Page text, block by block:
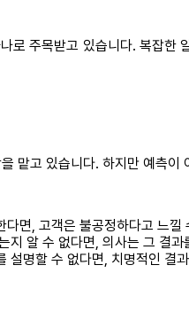
로 주목받고 있습니다. 복잡
맡고 있습니다. 하지만 예측
면, 고객은 불공정하다고 느낄
지 알 수 없다면, 의사는 그 결
설명할 수 없다면, 치명적인 결